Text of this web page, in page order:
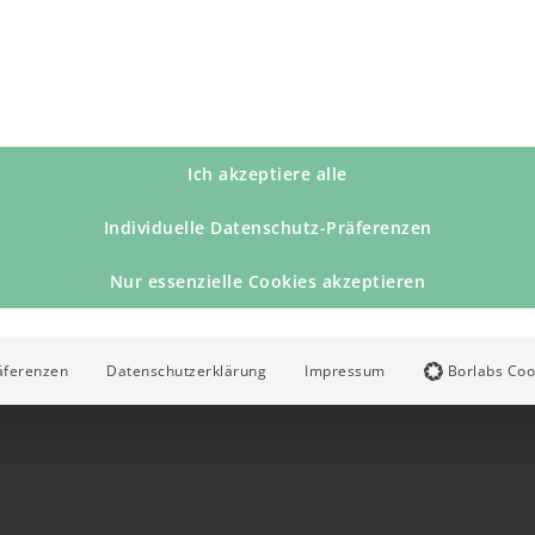
Ich akzeptiere alle
Individuelle Datenschutz-Präferenzen
Nur essenzielle Cookies akzeptieren
Datenschutzerklärung Impressum Borlabs